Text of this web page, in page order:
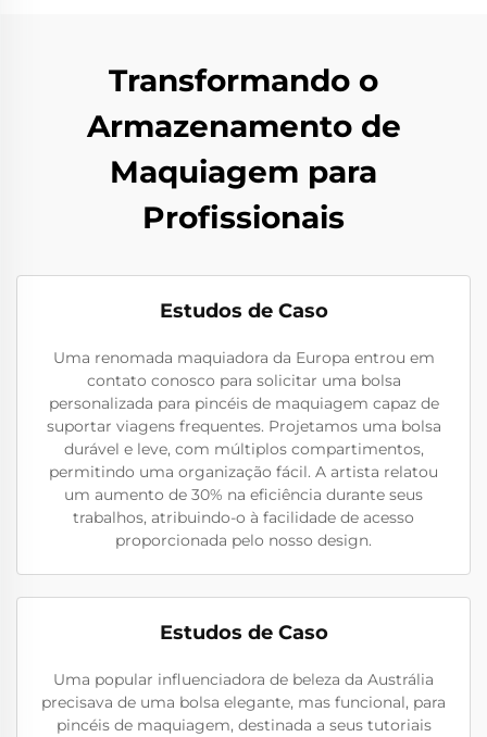
Transformando o
Armazenamento de
Maquiagem para
Profissionais
Estudos de Caso
Uma renomada maquiadora da Europa entrou em
contato conosco para solicitar uma bolsa
personalizada para pincéis de maquiagem capaz de
suportar viagens frequentes. Projetamos uma bolsa
durável e leve, com múltiplos compartimentos,
permitindo uma organização fácil. A artista relatou
um aumento de 30% na eficiência durante seus
trabalhos, atribuindo-o à facilidade de acesso
proporcionada pelo nosso design.
Estudos de Caso
Uma popular influenciadora de beleza da Austrália
precisava de uma bolsa elegante, mas funcional, para
pincéis de maquiagem, destinada a seus tutoriais